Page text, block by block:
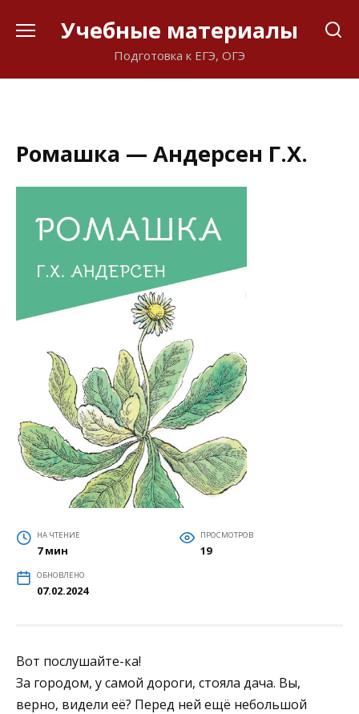
Учебные материалы
Подготовка к ЕГЭ, ОГЭ
Ромашка — Андерсен Г.Х.
НА ЧТЕНИЕ
7 мин
ПРОСМОТРОВ
19
ОБНОВЛЕНО
07.02.2024
Вот послушайте-ка!
За городом, у самой дороги, стояла дача. Вы,
верно, видели её? Перед ней ещё небольшой